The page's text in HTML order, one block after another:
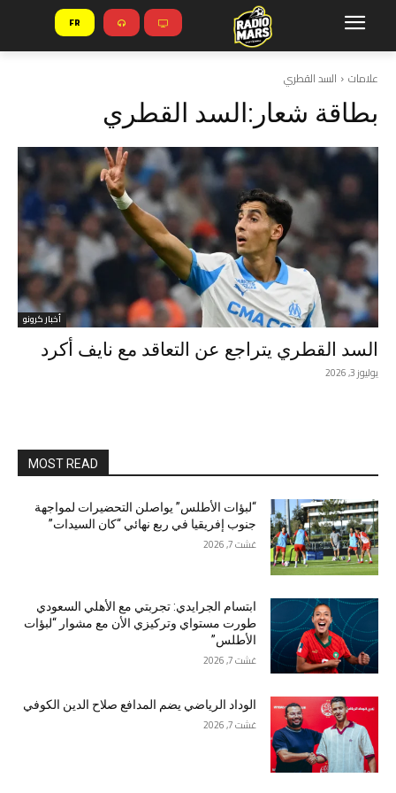
FR
علامات السد القطري
بطاقة شعار:السد القطري
أخبار كرونو
السد القطري يتراجع عن التعاقد مع نايف أكرد
يوليوز 3, 2026
MOST READ
“لبؤات الأطلس” يواصلن التحضيرات لمواجهة
جنوب إفريقيا في ربع نهائي “كان السيدات”
غشت 7, 2026
ابتسام الجرايدي: تجربتي مع الأهلي السعودي
طورت مستواي وتركيزي الأن مع مشوار “لبؤات
الأطلس”
غشت 7, 2026
الوداد الرياضي يضم المدافع صلاح الدين الكوفي
غشت 7, 2026